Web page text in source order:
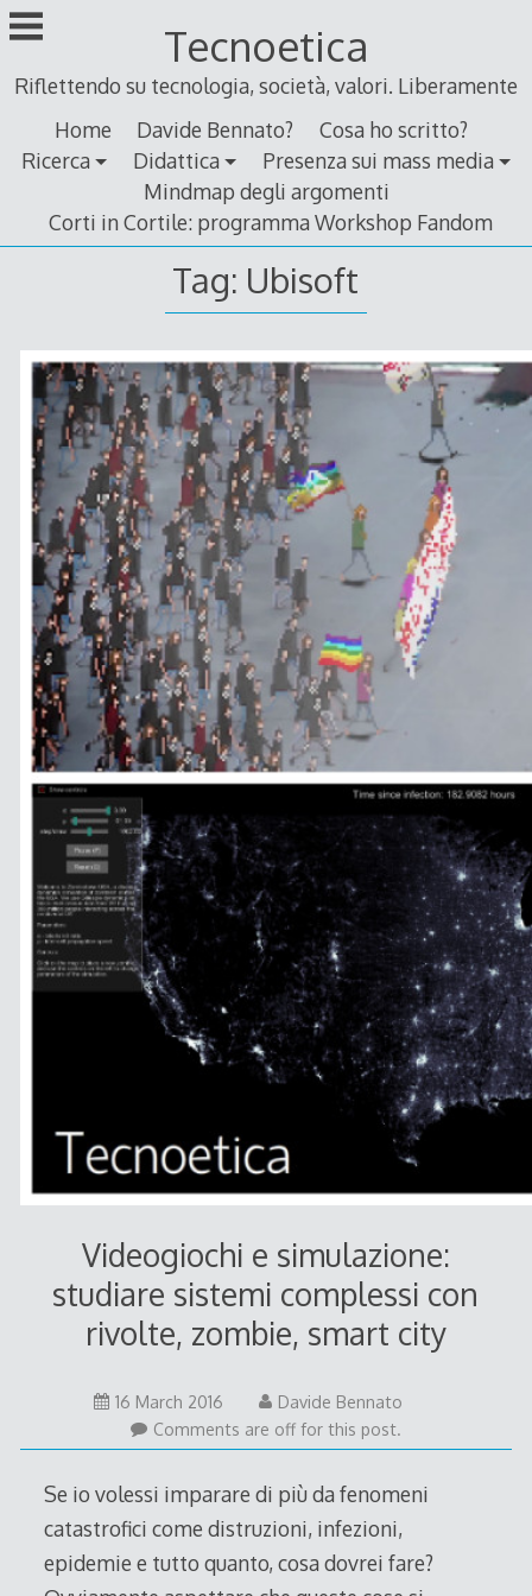
Skip
to
Tecnoetica
Riflettendo su tecnologia, società, valori. Liberamente
Home
Davide Bennato?
Cosa ho scritto?
Ricerca
Didattica
Presenza sui mass media
Mindmap degli argomenti
Corti in Cortile: programma Workshop Fandom
Tag: Ubisoft
Videogiochi e simulazione:
studiare sistemi complessi con
rivolte, zombie, smart city
16 March 2016
Davide Bennato
Comments are off for this post.
Se io volessi imparare di più da fenomeni
catastrofici come distruzioni, infezioni,
epidemie e tutto quanto, cosa dovrei fare?